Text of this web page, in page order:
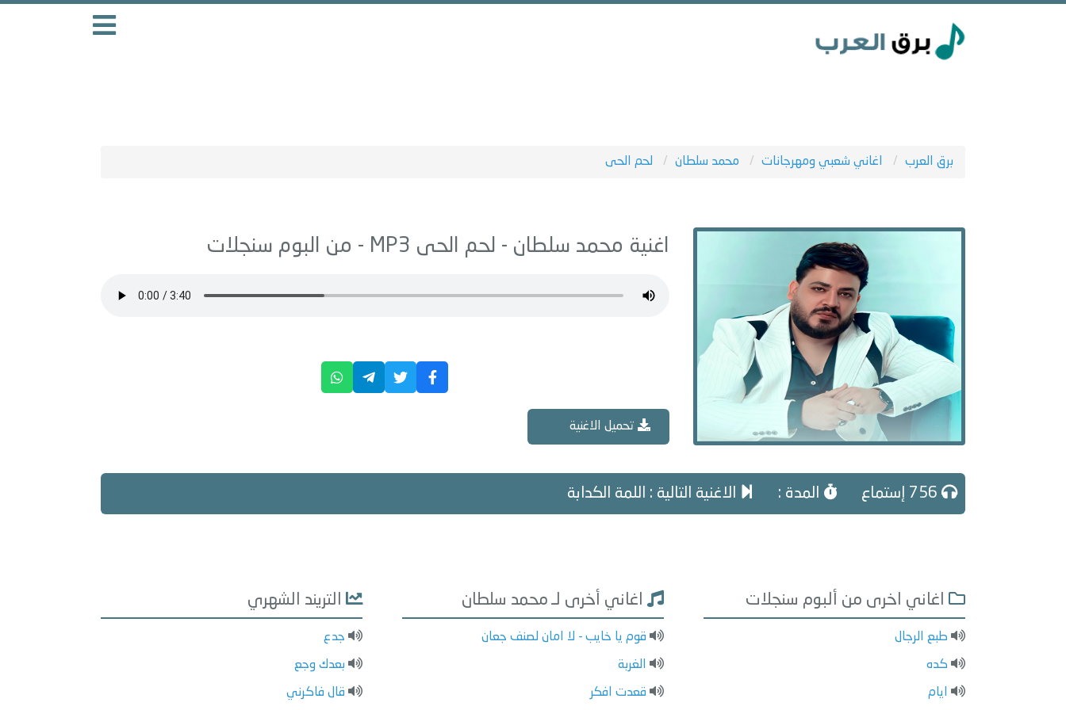
برق العرب اغاني شعبي ومهرجانات محمد سلطان لحم الحى
اغنية محمد سلطان - لحم الحى سنجلات
تحميل الاغنية
المدة : الاغنية التالية : اللمة الكدابة
اغاني اخرى من ألبوم سنجلات
طبع الرجال
كده
ايام
اغاني أخرى لـ محمد سلطان
قوم يا خايب - لا امان لصنف جعان
الغربة
قعدت افكر
التريند الشهري
جدع
بعدك وجع
قال فاكرني